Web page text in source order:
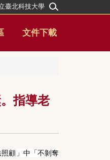
文件下載
臺北科技大學
指導老
顧」中「不剝奪